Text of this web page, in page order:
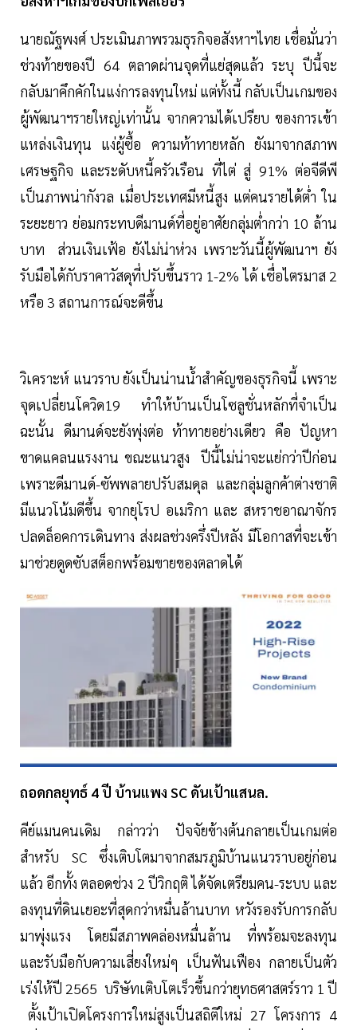
นายณัฐพงศ์ ประเมินภาพรวมธุรกิจอสังหาฯไทย เชื่อมั่นว่า
ช่วงท้ายของปี 64 ตลาดผ่านจุดที่แย่สุดแล้ว ระบุ ปีนี้จะ
กลับมาคึกคักในแง่การลงทุนใหม่ แต่ทั้งนี้ กลับเป็นเกมของ
ผู้พัฒนาฯรายใหญ่เท่านั้น จากความได้เปรียบ ของการเข้า
แหล่งเงินทุน แง่ผู้ซื้อ ความท้าทายหลัก ยังมาจากสภาพ
เศรษฐกิจ และระดับหนี้ครัวเรือน ที่ไต่ สู่ 91% ต่อจีดีพี
เป็นภาพน่ากังวล เมื่อประเทศมีหนี้สูง แต่คนรายได้ต่ำ ใน
ระยะยาว ย่อมกระทบดีมานด์ที่อยู่อาศัยกลุ่มต่ำกว่า 10 ล้าน
บาท ส่วนเงินเฟ้อ ยังไม่น่าห่วง เพราะวันนี้ผู้พัฒนาฯ ยัง
รับมือได้กับราคาวัสดุที่ปรับขึ้นราว 1-2% ได้ เชื่อไตรมาส 2
หรือ 3 สถานการณ์จะดีขึ้น
วิเคราะห์ แนวราบ ยังเป็นน่านน้ำสำคัญของธุรกิจนี้ เพราะ
จุดเปลี่ยนโควิด19 ทำให้บ้านเป็นโซลูชั่นหลักที่จำเป็น
ฉะนั้น ดีมานด์จะยังพุ่งต่อ ท้าทายอย่างเดียว คือ ปัญหา
ขาดแคลนแรงงาน ขณะแนวสูง ปีนี้ไม่น่าจะแย่กว่าปีก่อน
เพราะดีมานด์-ซัพพลายปรับสมดุล และกลุ่มลูกค้าต่างชาติ
มีแนวโน้มดีขึ้น จากยุโรป อเมริกา และ สหราชอาณาจักร
ปลดล็อคการเดินทาง ส่งผลช่วงครึ่งปีหลัง มีโอกาสที่จะเข้า
มาช่วยดูดซับสต็อกพร้อมขายของตลาดได้
ถอดกลยุทธ์ 4 ปี บ้านแพง SC ดันเป้าแสนล.
คีย์แมนคนเดิม กล่าวว่า ปัจจัยข้างต้นกลายเป็นเกมต่อ
สำหรับ SC ซึ่งเติบโตมาจากสมรภูมิบ้านแนวราบอยู่ก่อน
แล้ว อีกทั้ง ตลอดช่วง 2 ปีวิกฤติ ได้จัดเตรียมคน-ระบบ และ
ลงทุนที่ดินเยอะที่สุดกว่าหมื่นล้านบาท หวังรองรับการกลับ
มาพุ่งแรง โดยมีสภาพคล่องหมื่นล้าน ที่พร้อมจะลงทุน
และรับมือกับความเสี่ยงใหม่ๆ เป็นฟันเฟือง กลายเป็นตัว
เร่งให้ปี 2565 บริษัทเติบโตเร็วขึ้นกว่ายุทธศาสตร์ราว 1 ปี
ตั้งเป้าเปิดโครงการใหม่สูงเป็นสถิติใหม่ 27 โครงการ 4